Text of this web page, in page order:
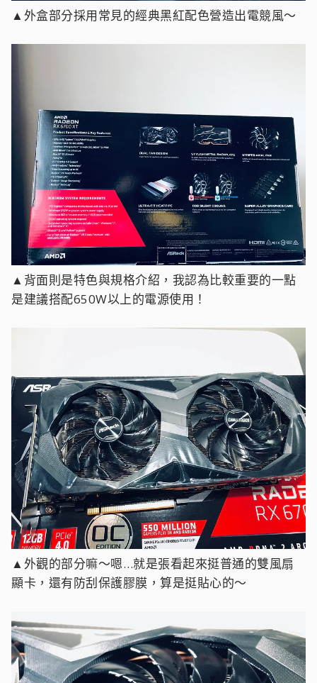
▲外盒部分採用常見的經典黑紅配色營造出電競風～
▲背面則是特色與規格介紹，我認為比較重要的一點
是建議搭配650W以上的電源使用！
▲外觀的部分嘛～嗯…就是張看起來挺普通的雙風扇
顯卡，還有防刮保護膠膜，算是挺貼心的～